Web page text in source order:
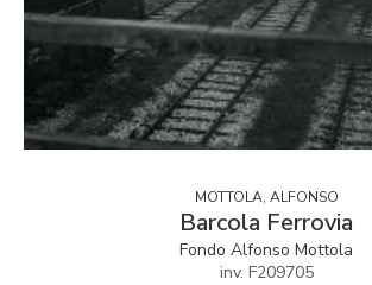
MOTTOLA, ALFONSO
Barcola Ferrovia
Fondo Alfonso Mottola
inv. F209705